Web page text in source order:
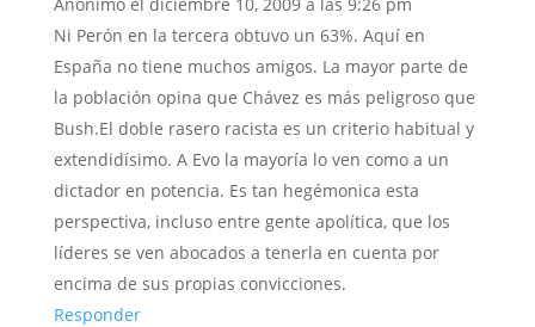
Ni Perón en la tercera obtuvo un 63%. Aquí en
España no tiene muchos amigos. La mayor parte de
la población opina que Chávez es más peligroso que
Bush.El doble rasero racista es un criterio habitual y
extendidísimo. A Evo la mayoría lo ven como a un
dictador en potencia. Es tan hegémonica esta
perspectiva, incluso entre gente apolítica, que los
líderes se ven abocados a tenerla en cuenta por
encima de sus propias convicciones.
Responder